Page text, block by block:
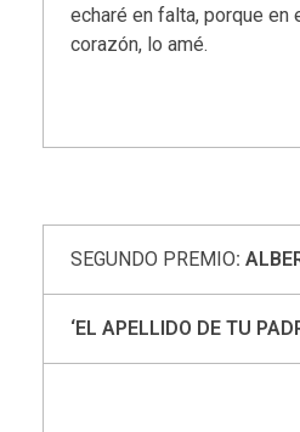
echaré en falta, porque en
corazón, lo amé.
SEGUNDO PREMIO:
‘EL APELLIDO DE TU